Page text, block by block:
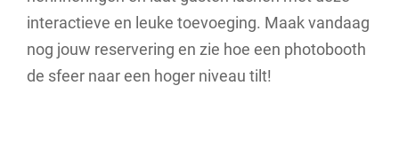
interactieve en leuke toevoeging. Maak vandaag
nog jouw reservering en zie hoe een photobooth
de sfeer naar een hoger niveau tilt!